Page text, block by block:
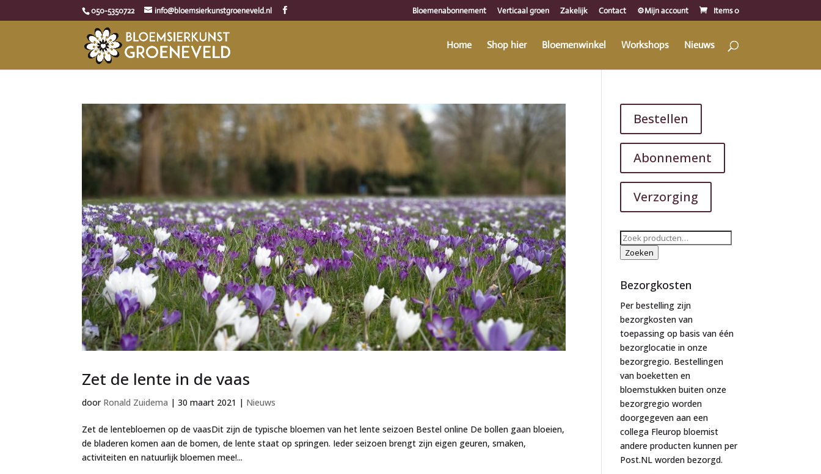
050-5350722 info@bloemsierkunstgroeneveld.nl Bloemenabonnement Verticaal groen Zakelijk Contact ⚙️Mijn account Items 0
Home Shop hier Bloemenwinkel Workshops Nieuws
Zet de lente in de vaas
door Ronald Zuidema |30 maart 2021 | Nieuws
Zet de lentebloemen op de vaasDit zijn de typische bloemen van het lente seizoen Bestel online De bollen gaan bloeien,
de bladeren komen aan de bomen, de lente staat op springen. Ieder seizoen brengt zijn eigen geuren, smaken,
activiteiten en natuurlijk bloemen mee!...
Bestellen
Abonnement
Verzorging
Zoeken
naar:
Zoeken
Bezorgkosten
Per bestelling zijn
bezorgkosten van
toepassing op basis van één
bezorglocatie in onze
bezorgregio. Bestellingen
van boeketten en
bloemstukken buiten onze
bezorgregio worden
doorgegeven aan een
collega Fleurop bloemist
andere producten kunnen per
Post.NL worden bezorgd.